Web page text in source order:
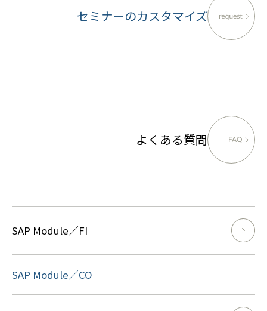
セミナーのカスタマイズ
よくある質問
SAP Module／FI
SAP Module／CO